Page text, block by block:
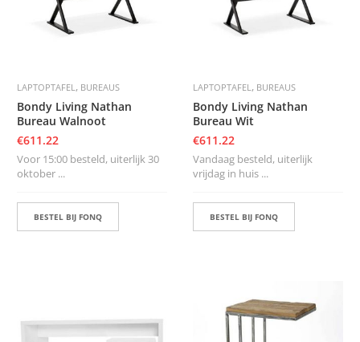
LAPTOPTAFEL, BUREAUS
Bondy Living Nathan
Bureau Walnoot
€611.22
Voor 15:00 besteld, uiterlijk 30
oktober ...
BESTEL BIJ FONQ
LAPTOPTAFEL, BUREAUS
Bondy Living Nathan
Bureau Wit
€611.22
Vandaag besteld, uiterlijk
vrijdag in huis ...
BESTEL BIJ FONQ